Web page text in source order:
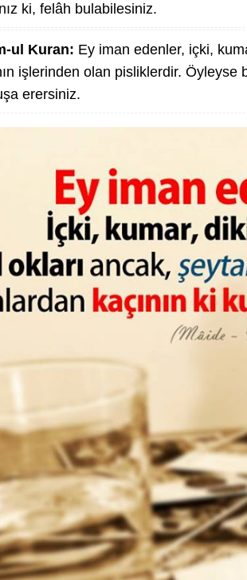
ki, felâh bulabilesiniz.
ul Kuran: Ey iman edenler, içki,
işlerinden olan pisliklerdir. Öyleyse
erersiniz.